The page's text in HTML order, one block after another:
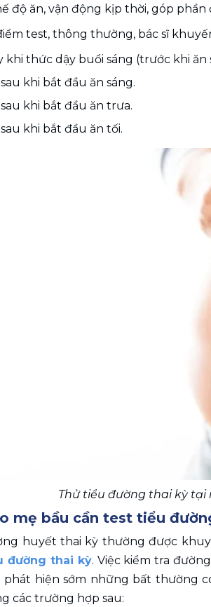
độ ăn, vận động kịp thời, góp phần
test, thông thường, bác sĩ
khi thức dậy buổi sáng (trước khi
sau khi bắt đầu ăn sáng.
sau khi bắt đầu ăn trưa.
sau khi bắt đầu ăn tối.
Thử tiểu đường thai kỳ
mẹ bầu cần test tiểu
huyết thai kỳ thường được
đường thai kỳ. Việc kiểm tra
phát hiện sớm những bất thường
các trường hợp sau: